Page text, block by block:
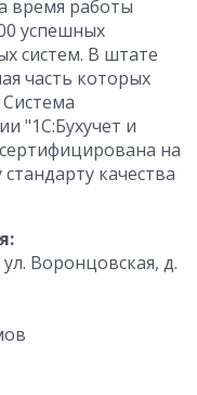
время работы
успешных
систем. В штате
часть которых
"1С:Бухучет и
на
качества
Воронцовская, д.